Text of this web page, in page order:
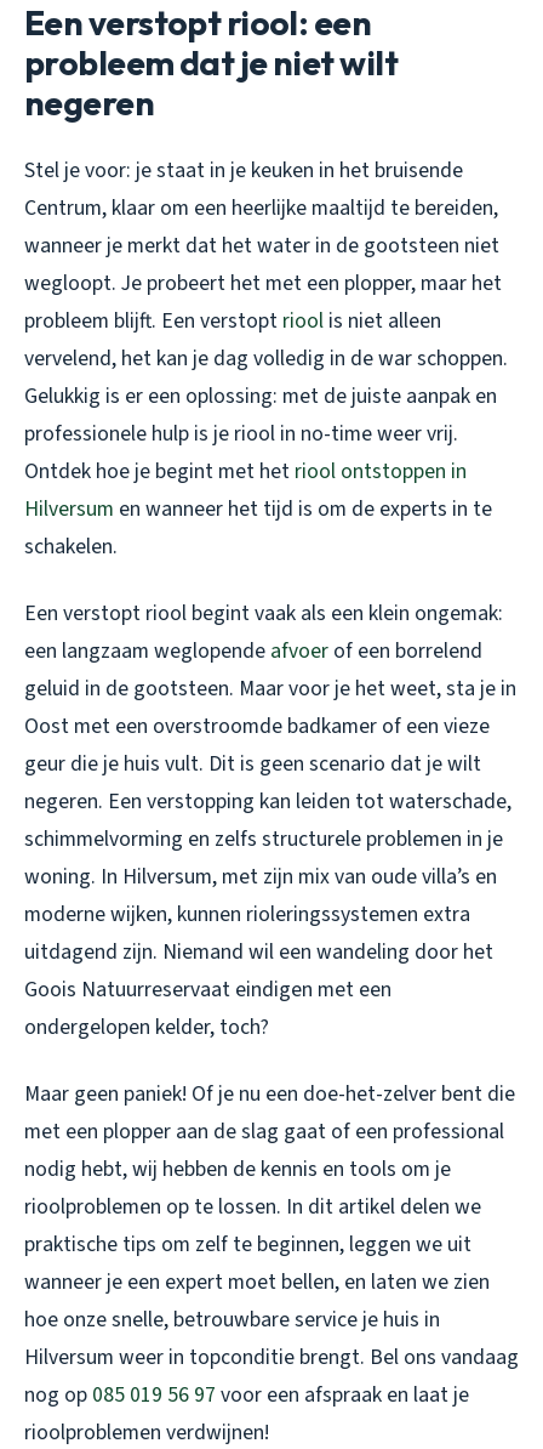
Een verstopt riool: een
probleem dat je niet wilt
negeren
Stel je voor: je staat in je keuken in het bruisende
Centrum, klaar om een heerlijke maaltijd te bereiden,
wanneer je merkt dat het water in de gootsteen niet
wegloopt. Je probeert het met een plopper, maar het
probleem blijft. Een verstopt riool is niet alleen
vervelend, het kan je dag volledig in de war schoppen.
Gelukkig is er een oplossing: met de juiste aanpak en
professionele hulp is je riool in no-time weer vrij.
Ontdek hoe je begint met het riool ontstoppen in
Hilversum en wanneer het tijd is om de experts in te
schakelen.
Een verstopt riool begint vaak als een klein ongemak:
een langzaam weglopende afvoer of een borrelend
geluid in de gootsteen. Maar voor je het weet, sta je in
Oost met een overstroomde badkamer of een vieze
geur die je huis vult. Dit is geen scenario dat je wilt
negeren. Een verstopping kan leiden tot waterschade,
schimmelvorming en zelfs structurele problemen in je
woning. In Hilversum, met zijn mix van oude villa’s en
moderne wijken, kunnen rioleringssystemen extra
uitdagend zijn. Niemand wil een wandeling door het
Goois Natuurreservaat eindigen met een
ondergelopen kelder, toch?
Maar geen paniek! Of je nu een doe-het-zelver bent die
met een plopper aan de slag gaat of een professional
nodig hebt, wij hebben de kennis en tools om je
rioolproblemen op te lossen. In dit artikel delen we
praktische tips om zelf te beginnen, leggen we uit
wanneer je een expert moet bellen, en laten we zien
hoe onze snelle, betrouwbare service je huis in
Hilversum weer in topconditie brengt. Bel ons vandaag
nog op 085 019 56 97 voor een afspraak en laat je
rioolproblemen verdwijnen!